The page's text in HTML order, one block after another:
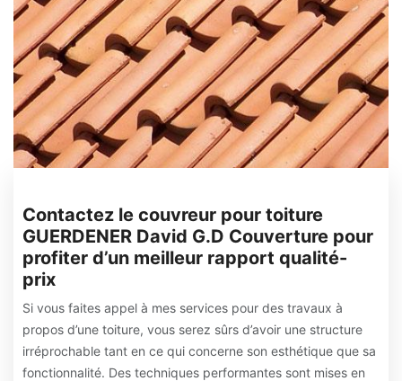
Contactez le couvreur pour toiture
GUERDENER David G.D Couverture pour
profiter d’un meilleur rapport qualité-
prix
Si vous faites appel à mes services pour des travaux à
propos d’une toiture, vous serez sûrs d’avoir une structure
irréprochable tant en ce qui concerne son esthétique que sa
fonctionnalité. Des techniques performantes sont mises en